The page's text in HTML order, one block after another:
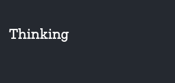
Thinking